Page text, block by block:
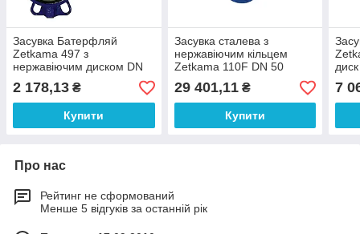
Засувка Батерфляй
Zetkama 497 з
нержавіючим диском DN
40
2 178,13 ₴
Купити
Засувка сталева з
нержавіючим кільцем
Zetkama 110F DN 50
29 401,11₴
Купити
7
Про нас
Рейтинг не сформований
Менше 5 відгуків за останній рік